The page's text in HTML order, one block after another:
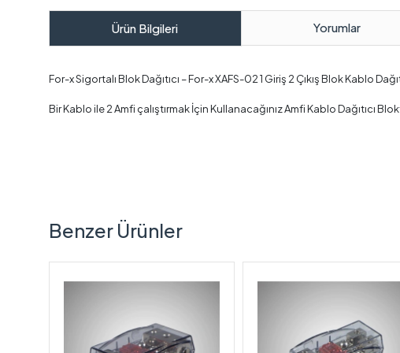
Ürün Bilgileri Yorumlar
For-x Sigortalı Blok Dağıtıcı – For-x XAFS-02 1 Giriş 2 Çıkış Blok Kablo
Bir Kablo ile 2 Amfi çalıştırmak İçin Kullanacağınız Amfi Kablo Dağıtıcı
Benzer Ürünler